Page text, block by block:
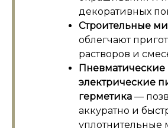
декоративных
Строительные
облегчают
растворов и
Пневматические
электрические
герметика —
аккуратно и
уплотнительные